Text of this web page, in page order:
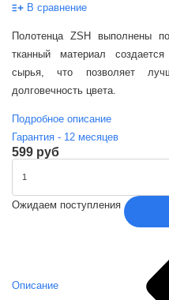
В сравнение
Полотенца ZSH выполнены
тканный материал
сырья, что позволяет
долговечность цвета.
Подробное описание
Гарантия - 12 месяцев
599 руб
Ожидаем поступления
Описание